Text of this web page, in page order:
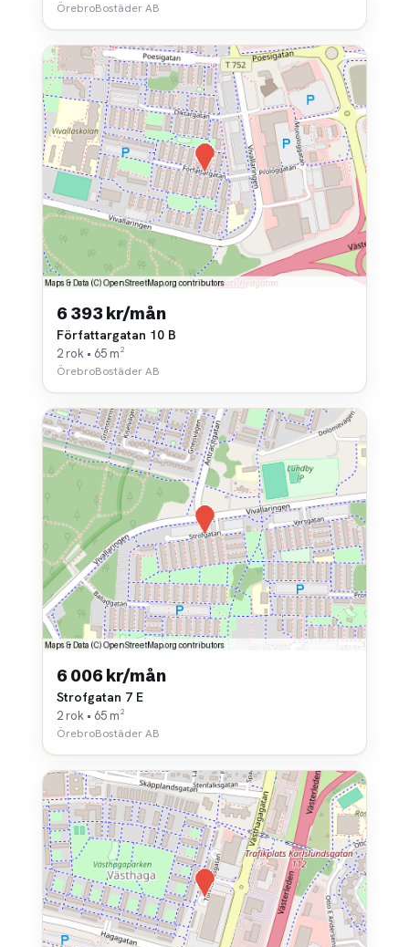
ÖrebroBostäder AB
6 393 kr/mån
Författargatan 10 B
2 rok • 65 m²
ÖrebroBostäder AB
6 006 kr/mån
Strofgatan 7 E
2 rok • 65 m²
ÖrebroBostäder AB